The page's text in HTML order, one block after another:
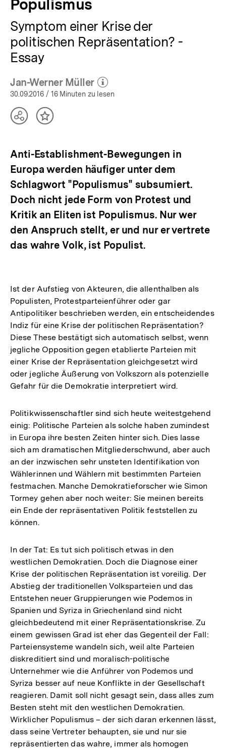
Populismus
Symptom einer Krise der
politischen Repräsentation? -
Essay
Jan-Werner Müller
(Mehr zum Autor)
öffnen
30.09.2016 / 16 Minuten zu lesen
TeilenInhalt
Anti-Establishment-Bewegungen in
Europa werden häufiger unter dem
Schlagwort "Populismus" subsumiert.
Doch nicht jede Form von Protest und
Kritik an Eliten ist Populismus. Nur wer
den Anspruch stellt, er und nur er vertrete
das wahre Volk, ist Populist.
Ist der Aufstieg von Akteuren, die allenthalben als
Populisten, Protestparteienführer oder gar
Antipolitiker beschrieben werden, ein entscheidendes
Indiz für eine Krise der politischen Repräsentation?
Diese These bestätigt sich automatisch selbst, wenn
jegliche Opposition gegen etablierte Parteien mit
einer Krise der Repräsentation gleichgesetzt wird
oder jegliche Äußerung von Volkszorn als potenzielle
Gefahr für die Demokratie interpretiert wird.
Politikwissenschaftler sind sich heute weitestgehend
einig: Politische Parteien als solche haben zumindest
in Europa ihre besten Zeiten hinter sich. Dies lasse
sich am dramatischen Mitgliederschwund, aber auch
an der inzwischen sehr unsteten Identifikation von
Wählerinnen und Wählern mit bestimmten Parteien
festmachen. Manche Demokratieforscher wie Simon
Tormey gehen aber noch weiter: Sie meinen bereits
ein Ende der repräsentativen Politik feststellen zu
können.
In der Tat: Es tut sich politisch etwas in den
westlichen Demokratien. Doch die Diagnose einer
Krise der politischen Repräsentation ist voreilig. Der
Abstieg der traditionellen Volksparteien und das
Entstehen neuer Gruppierungen wie Podemos in
Spanien und Syriza in Griechenland sind nicht
gleichbedeutend mit einer Repräsentationskrise. Zu
einem gewissen Grad ist eher das Gegenteil der Fall:
Parteiensysteme wandeln sich, weil alte Parteien
diskreditiert sind und moralisch-politische
Unternehmer wie die Anführer von Podemos und
Syriza besser auf neue Konflikte in der Gesellschaft
reagieren. Damit soll nicht gesagt sein, dass alles zum
Besten steht mit den westlichen Demokratien.
Wirklicher Populismus – der sich daran erkennen lässt,
dass seine Vertreter behaupten, sie und nur sie
repräsentierten das wahre, immer als homogen